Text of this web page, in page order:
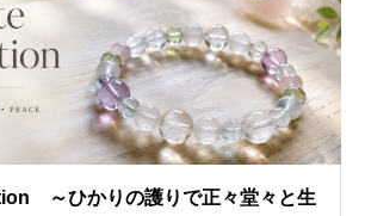
～ひかりの護りで正々堂々と生